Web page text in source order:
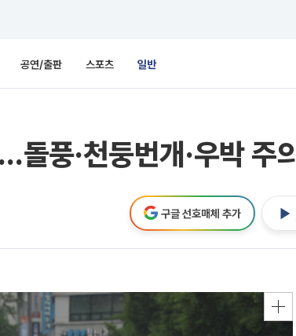
공연/출판 스포츠 일반
풍·천둥번개·우박 주의
구글 선호매체 추가